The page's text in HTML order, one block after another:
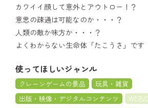
カワイイ顔して意外とアウトロー！？
意思の疎通は可能なのか・・・？
人類の敵か味方か・・・？
よくわからない生命体「たこうさ」です
使ってほしいジャンル
クレーンゲームの景品
玩具・雑貨
出版・映像・デジタルコンテンツ
WEB